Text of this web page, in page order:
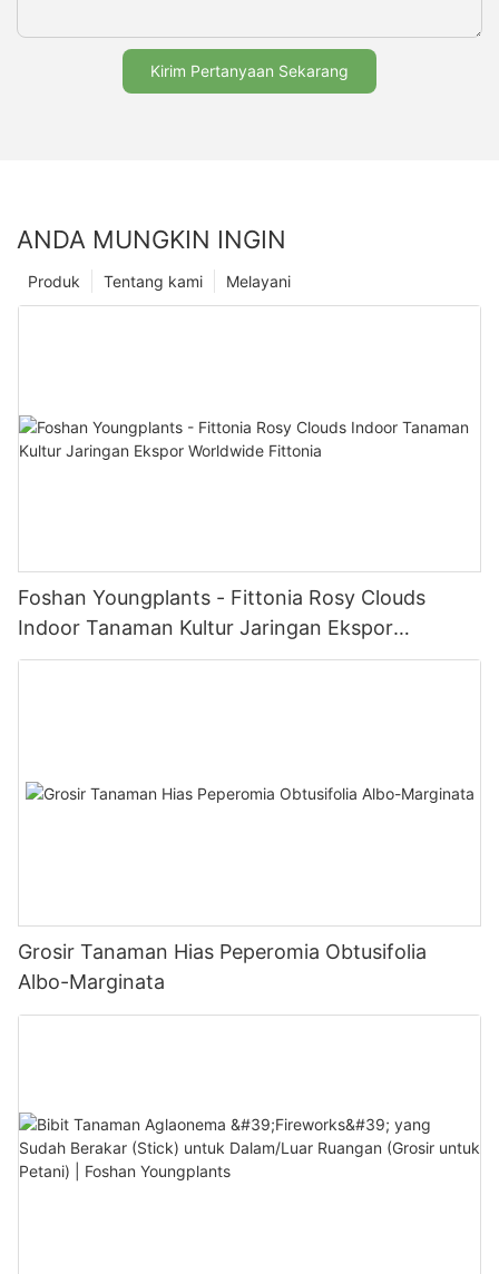
Kirim Pertanyaan Sekarang
ANDA MUNGKIN INGIN
Melayani
Tentang kami
Produk
Foshan Youngplants - Fittonia Rosy Clouds
Indoor Tanaman Kultur Jaringan Ekspor
Worldwide Fittonia
Grosir Tanaman Hias Peperomia Obtusifolia
Albo-Marginata